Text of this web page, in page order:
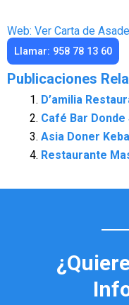
Web: Ver Carta de
Llamar: 958 78 13 60
Publicaciones
D’amilia
Café Bar
Asia Doner
Restaurante